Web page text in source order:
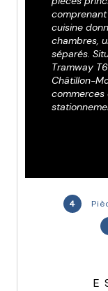
4
cuisine
chambres,
séparés.
Tramway
Châtillon-
commerces
collective
Taxe
Charges